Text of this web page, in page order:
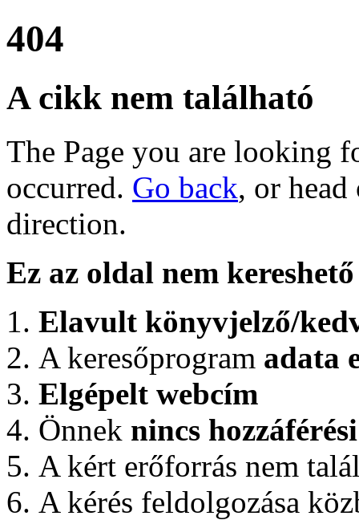
404
A cikk nem található
The Page you are looking
occurred. Go back, or
direction.
Ez az oldal nem
Elavult könyvjelző/
A keresőprogram adata
Elgépelt webcím
Önnek nincs
A kért erőforrás nem
A kérés feldolgozása